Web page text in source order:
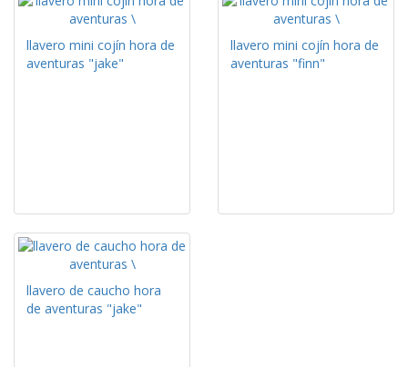
llavero mini cojín hora de
aventuras "jake"
llavero mini cojín hora de
aventuras "finn"
llavero de caucho hora
de aventuras "jake"